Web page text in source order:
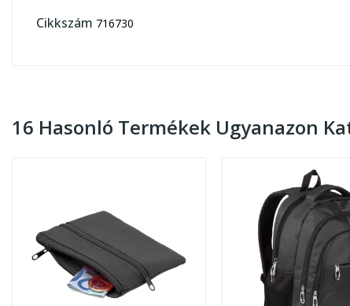
Cikkszám 716730
16 Hasonló Termékek Ugyanazon